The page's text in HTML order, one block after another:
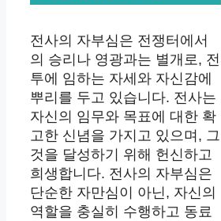
전사의 자부심은 전쟁터에서
의 승리나 영광과는 별개로, 전
투에 임하는 자세와 자신감에
뿌리를 두고 있습니다. 전사는
자신의 임무와 목표에 대한 확
고한 신념을 가지고 있으며, 그
것을 달성하기 위해 헌신하고
희생합니다. 전사의 자부심은
단순한 자만심이 아닌, 자신의
역할을 충실히 수행하고 동료